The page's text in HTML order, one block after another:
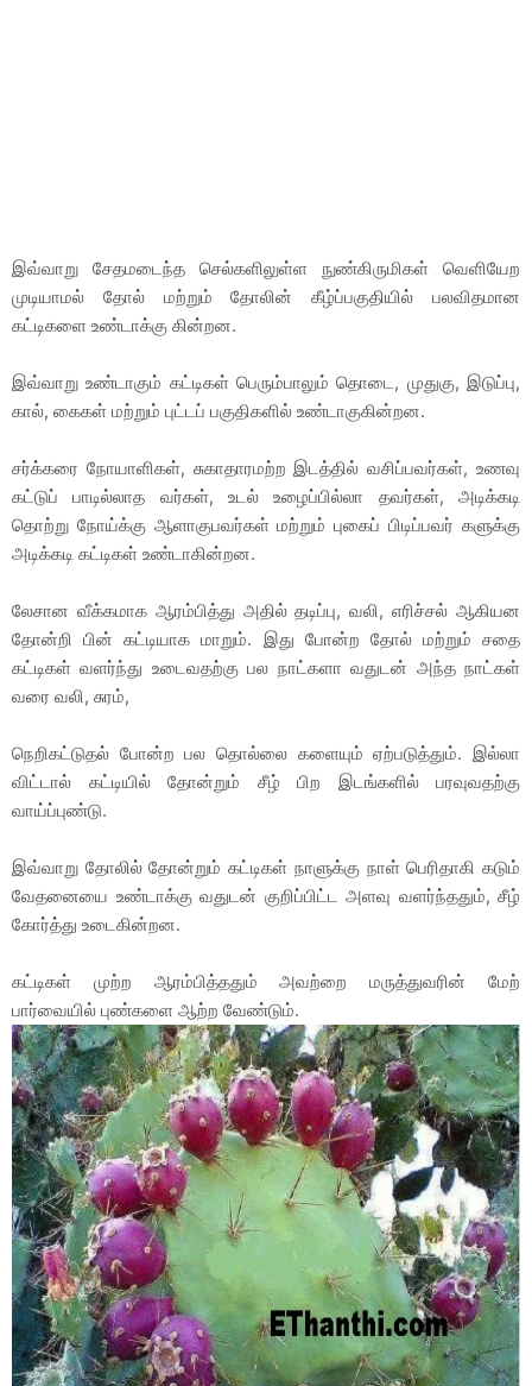
இவ்வாறு சேதமடைந்த செல்களிலுள்ள நுண்கிருமிகள் வெளியேற
முடியாமல் தோல் மற்றும் தோலின் கீழ்ப்பகுதியில் பலவிதமான
கட்டிகளை உண்டாக்கு கின்றன.
இவ்வாறு உண்டாகும் கட்டிகள் பெரும்பாலும் தொடை, முதுகு, இடுப்பு,
கால், கைகள் மற்றும் புட்டப் பகுதிகளில் உண்டாகுகின்றன.
சர்க்கரை நோயாளிகள், சுகாதாரமற்ற இடத்தில் வசிப்பவர்கள், உணவு
கட்டுப் பாடில்லாத வர்கள், உடல் உழைப்பில்லா தவர்கள், அடிக்கடி
தொற்று நோய்க்கு ஆளாகுபவர்கள் மற்றும் புகைப் பிடிப்பவர் களுக்கு
அடிக்கடி கட்டிகள் உண்டாகின்றன.
லேசான வீக்கமாக ஆரம்பித்து அதில் தடிப்பு, வலி, எரிச்சல் ஆகியன
தோன்றி பின் கட்டியாக மாறும். இது போன்ற தோல் மற்றும் சதை
கட்டிகள் வளர்ந்து உடைவதற்கு பல நாட்களா வதுடன் அந்த நாட்கள்
வரை வலி, சுரம்,
நெறிகட்டுதல் போன்ற பல தொல்லை களையும் ஏற்படுத்தும். இல்லா
விட்டால் கட்டியில் தோன்றும் சீழ் பிற இடங்களில் பரவுவதற்கு
வாய்ப்புண்டு.
இவ்வாறு தோலில் தோன்றும் கட்டிகள் நாளுக்கு நாள் பெரிதாகி கடும்
வேதனையை உண்டாக்கு வதுடன் குறிப்பிட்ட அளவு வளர்ந்ததும், சீழ்
கோர்த்து உடைகின்றன.
கட்டிகள் முற்ற ஆரம்பித்ததும் அவற்றை மருத்துவரின் மேற்
பார்வையில் புண்களை ஆற்ற வேண்டும்.